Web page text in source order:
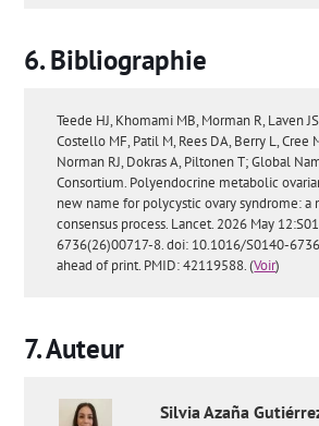
Bibliographie
Teede HJ, Khomami MB, Morman R, Laven
Costello MF, Patil M, Rees DA, Berry L, Cree
Norman RJ, Dokras A, Piltonen T; Global
Consortium. Polyendocrine metabolic
new name for polycystic ovary syndrome:
consensus process. Lancet. 2026 May
6736(26)00717-8. doi: 10.1016/S0140-
ahead of print. PMID: 42119588. (Voir)
Auteur
SilviaAzaña